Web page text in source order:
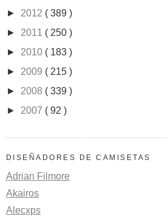
► 2012 ( 389 )
► 2011 ( 250 )
► 2010 ( 183 )
► 2009 ( 215 )
► 2008 ( 339 )
► 2007 ( 92 )
DISEÑADORES DE CAMISETAS
Adrian Filmore
Akairos
Alecxps